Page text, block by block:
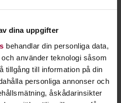
dina uppgifter
behandlar din personliga data,
använder teknologi såsom
tillgång till information på din
personliga annonser och
åskådarinsikter